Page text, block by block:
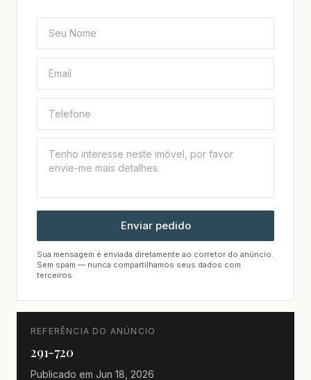
Enviar pedido
Sua mensagem é enviada diretamente ao corretor do anúncio.
Sem spam — nunca compartilhamos seus dados com
terceiros.
REFERÊNCIA DO ANÚNCIO
291-720
Publicado em Jun 18, 2026